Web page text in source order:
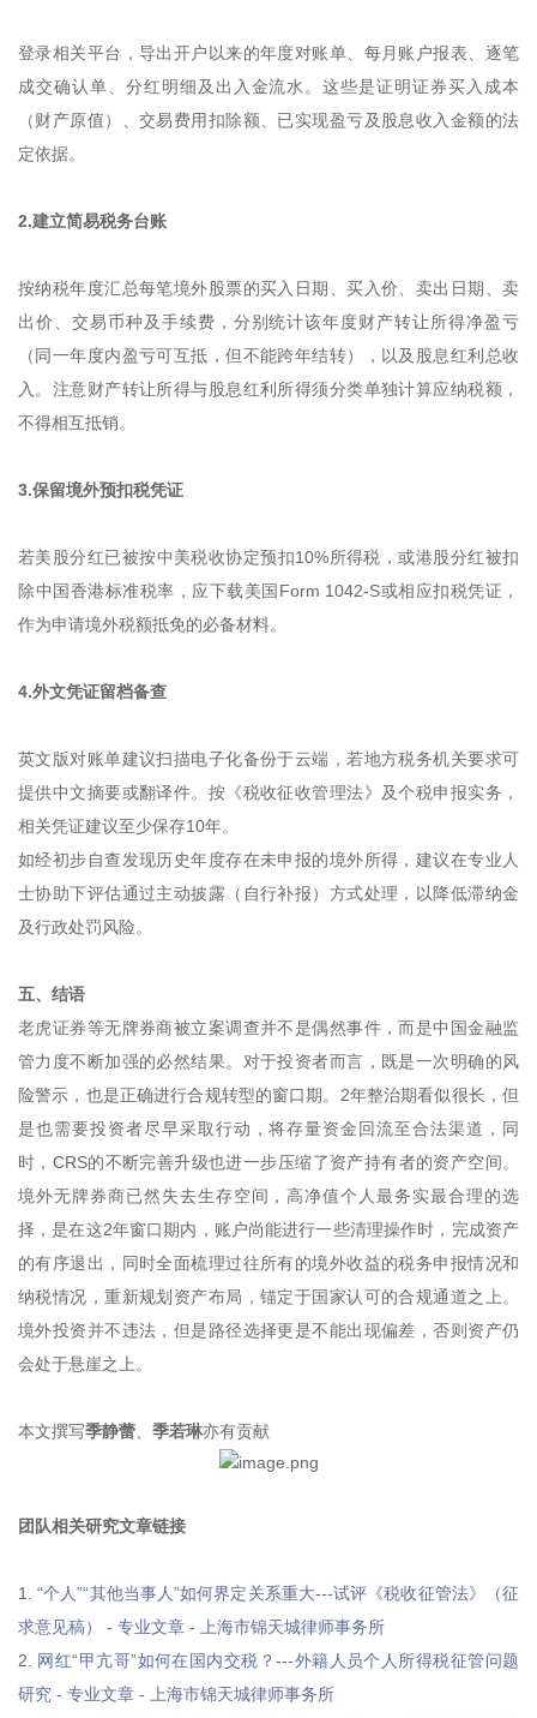
登录相关平台，导出开户以来的年度对账单、每月账户报表、逐笔
成交确认单、分红明细及出入金流水。这些是证明证券买入成本
（财产原值）、交易费用扣除额、已实现盈亏及股息收入金额的法
定依据。
2.建立简易税务台账
按纳税年度汇总每笔境外股票的买入日期、买入价、卖出日期、卖
出价、交易币种及手续费，分别统计该年度财产转让所得净盈亏
（同一年度内盈亏可互抵，但不能跨年结转），以及股息红利总收
入。注意财产转让所得与股息红利所得须分类单独计算应纳税额，
不得相互抵销。
3.保留境外预扣税凭证
若美股分红已被按中美税收协定预扣10%所得税，或港股分红被扣
除中国香港标准税率，应下载美国Form 1042-S或相应扣税凭证，
作为申请境外税额抵免的必备材料。
4.外文凭证留档备查
英文版对账单建议扫描电子化备份于云端，若地方税务机关要求可
提供中文摘要或翻译件。按《税收征收管理法》及个税申报实务，
相关凭证建议至少保存10年。
如经初步自查发现历史年度存在未申报的境外所得，建议在专业人
士协助下评估通过主动披露（自行补报）方式处理，以降低滞纳金
及行政处罚风险。
五、结语
老虎证券等无牌券商被立案调查并不是偶然事件，而是中国金融监
管力度不断加强的必然结果。对于投资者而言，既是一次明确的风
险警示，也是正确进行合规转型的窗口期。2年整治期看似很长，但
是也需要投资者尽早采取行动，将存量资金回流至合法渠道，同
时，CRS的不断完善升级也进一步压缩了资产持有者的资产空间。
境外无牌券商已然失去生存空间，高净值个人最务实最合理的选
择，是在这2年窗口期内，账户尚能进行一些清理操作时，完成资产
的有序退出，同时全面梳理过往所有的境外收益的税务申报情况和
纳税情况，重新规划资产布局，锚定于国家认可的合规通道之上。
境外投资并不违法，但是路径选择更是不能出现偏差，否则资产仍
会处于悬崖之上。
本文撰写季静蕾 季若琳亦有贡献
团队相关研究文章链接
1. “个人”“其他当事人”如何界定关系重大---试评《税收征管法》（征
求意见稿） - 专业文章 - 上海市锦天城律师事务所
2. 网红“甲亢哥”如何在国内交税？---外籍人员个人所得税征管问题
研究 - 专业文章 - 上海市锦天城律师事务所